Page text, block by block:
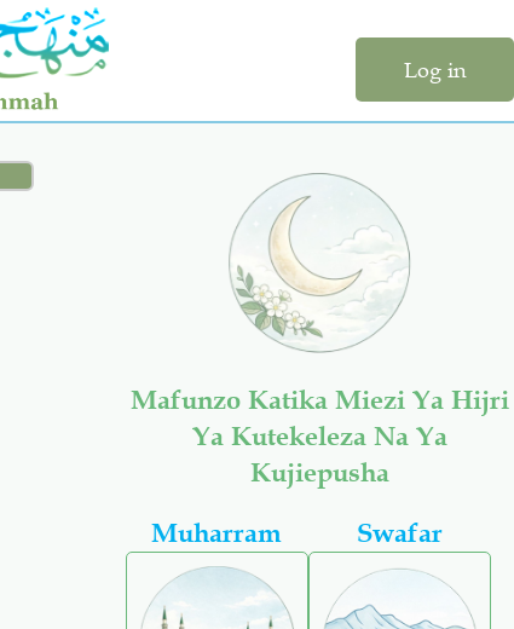
Log in
Mafunzo Katika Miezi Ya Hijri
Ya Kutekeleza Na Ya
Kujiepusha
Muharram
Swafar